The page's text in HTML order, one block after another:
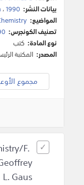
بيانات النشر:
،1990
المواضيع:
تصنيف الكونجرس:
نوع المادة: كتب
المصدر: المكتبة
مجموع
F.
Gaus.